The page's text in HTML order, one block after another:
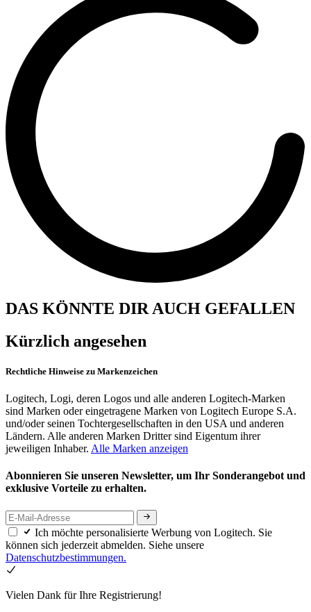
DAS KÖNNTE DIR AUCH GEFALLEN
Kürzlich angesehen
Rechtliche Hinweise zu Markenzeichen
Logitech, Logi, deren Logos und alle anderen Logitech-Marken
sind Marken oder eingetragene Marken von Logitech Europe S.A.
und/oder seinen Tochtergesellschaften in den USA und anderen
Ländern. Alle anderen Marken Dritter sind Eigentum ihrer
jeweiligen Inhaber. Alle Marken anzeigen
Abonnieren Sie unseren Newsletter, um Ihr Sonderangebot und
exklusive Vorteile zu erhalten.
Ich möchte personalisierte Werbung von Logitech. Sie
können sich jederzeit abmelden. Siehe unsere
Datenschutzbestimmungen.
Vielen Dank für Ihre Registrierung!